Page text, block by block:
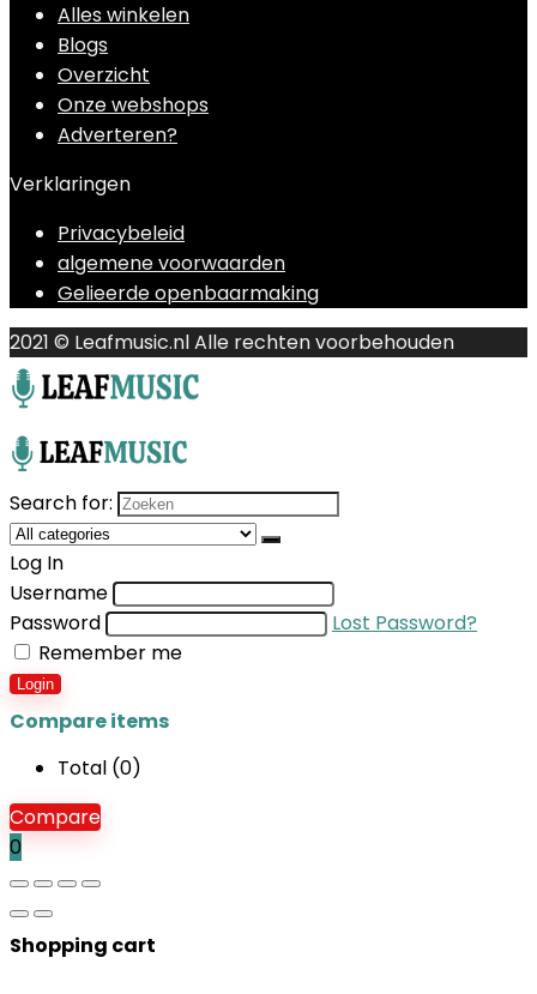
Alles winkelen
Blogs
Overzicht
Onze webshops
Adverteren?
Verklaringen
Privacybeleid
algemene voorwaarden
Gelieerde openbaarmaking
2021 © Leafmusic.nl Alle rechten voorbehouden
Search for:
Log In
Username
Password
Lost Password?
Remember me
Login
Compare items
Total (0)
Compare
0
Shopping cart